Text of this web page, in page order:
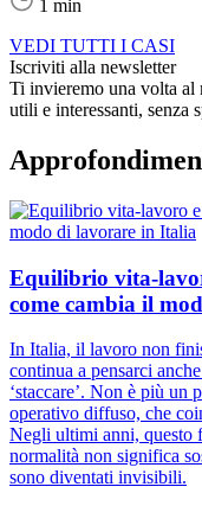
1 min
VEDI TUTTI I CASI
Iscriviti alla newsletter
Ti invieremo una volta
utili e interessanti, senza
Equilibrio vita-
come cambia il
In Italia, il lavoro non
continua a pensarci
‘staccare’. Non è più
operativo diffuso, che
Negli ultimi anni, questo
normalità non significa
sono diventati invisibili.